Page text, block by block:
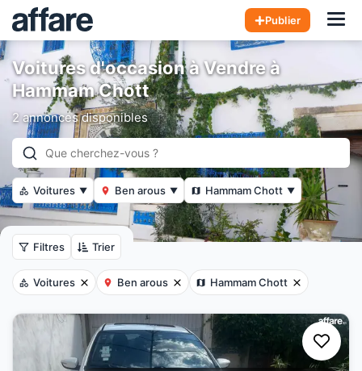
Publier
Voitures d'occasion à Vendre à
Hammam Chott
2 annonces disponibles
Voitures ▼ Ben arous ▼ Hammam Chott ▼
Filtres Trier
Voitures Ben arous Hammam Chott